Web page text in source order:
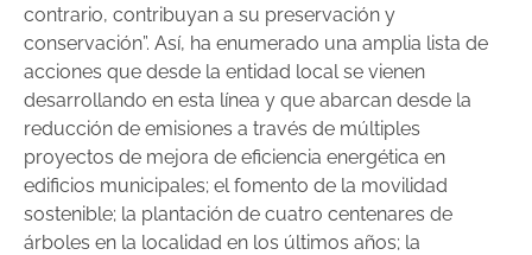
contrario, contribuyan a su preservación y
conservación”. Así, ha enumerado una amplia lista de
acciones que desde la entidad local se vienen
desarrollando en esta línea y que abarcan desde la
reducción de emisiones a través de múltiples
proyectos de mejora de eficiencia energética en
edificios municipales; el fomento de la movilidad
sostenible; la plantación de cuatro centenares de
árboles en la localidad en los últimos años; la